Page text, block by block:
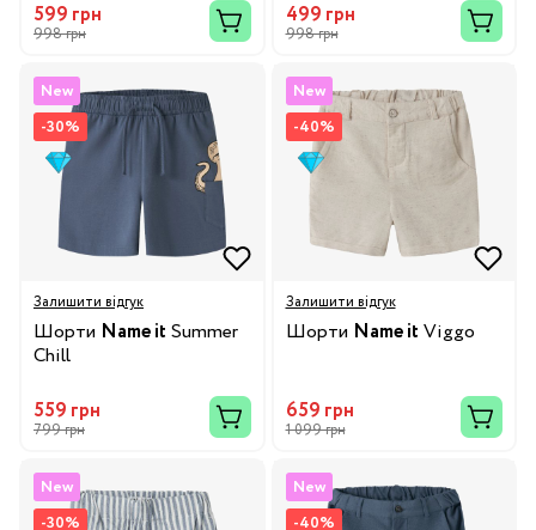
599 грн
998 грн
499 грн
998 грн
New
-30%
Залишити відгук
Шорти Name it Summer
Chill
559 грн
799 грн
New
-40%
Залишити відгук
Шорти Name it Viggo
659 грн
1 099 грн
New
-30%
New
-40%